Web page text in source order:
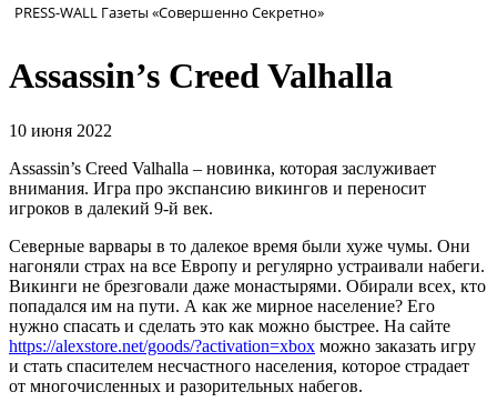
PRESS-WALL Газеты «Совершенно Секретно»
Assassin’s Creed Valhalla
10 июня 2022
Assassin’s Creed Valhalla – новинка, которая заслуживает
внимания. Игра про экспансию викингов и переносит
игроков в далекий 9-й век.
Северные варвары в то далекое время были хуже чумы. Они
нагоняли страх на все Европу и регулярно устраивали набеги.
Викинги не брезговали даже монастырями. Обирали всех, кто
попадался им на пути. А как же мирное население? Его
нужно спасать и сделать это как можно быстрее. На сайте
https://alexstore.net/goods/?activation=xbox можно заказать игру
и стать спасителем несчастного населения, которое страдает
от многочисленных и разорительных набегов.